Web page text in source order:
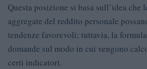
Questa posizione si basa sull’idea che
aggregate del reddito personale
tendenze favorevoli; tuttavia, la
domande sul modo in cui vengono
certi indicatori.